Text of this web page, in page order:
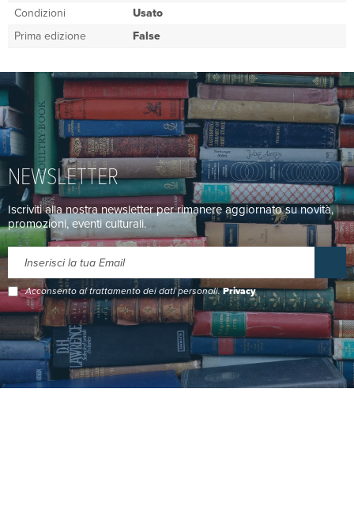
Condizioni
Usato
Prima edizione
False
NEWSLETTER
Iscriviti alla nostra newsletter per rimanere aggiornato su novità,
promozioni, eventi culturali.
Acconsento al trattamento dei dati personali.Privacy